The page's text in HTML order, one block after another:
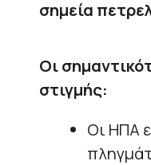
σημεία
Οι
στιγμής:
Οι ΗΠΑ